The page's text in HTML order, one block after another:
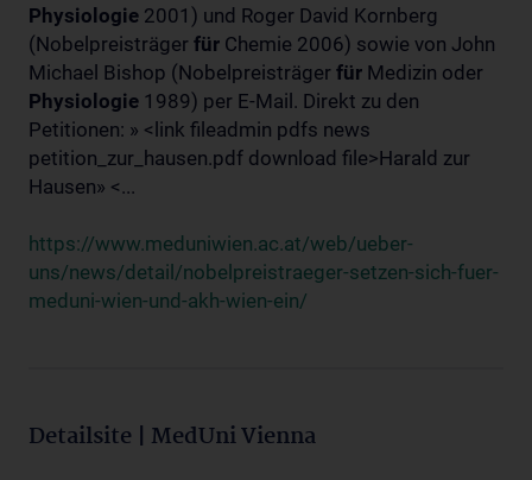
Physiologie 2001) und Roger David Kornberg
(Nobelpreisträger für Chemie 2006) sowie von John
Michael Bishop (Nobelpreisträger für Medizin oder
Physiologie 1989) per E-Mail. Direkt zu den
Petitionen: » <link fileadmin pdfs news
petition_zur_hausen.pdf download file>Harald zur
Hausen» <...
https://www.meduniwien.ac.at/web/ueber-
uns/news/detail/nobelpreistraeger-setzen-sich-fuer-
meduni-wien-und-akh-wien-ein/
Detailsite | MedUni Vienna